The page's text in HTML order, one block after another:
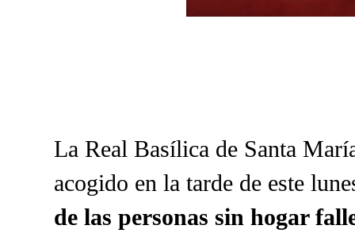
La Real Basílica de Santa
acogido en la tarde de este
de las personas sin hogar